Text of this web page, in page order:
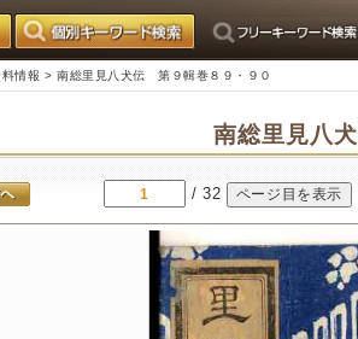
料情報 > 南総里見八犬伝 第９輯巻８９・９０
南総里見八
/ 32